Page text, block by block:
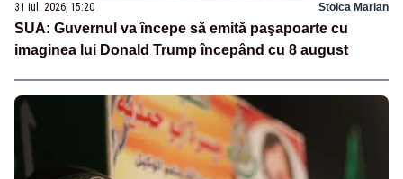
31 iul. 2026, 15:20 Stoica Marian
SUA: Guvernul va începe să emită paşapoarte cu
imaginea lui Donald Trump începând cu 8 august